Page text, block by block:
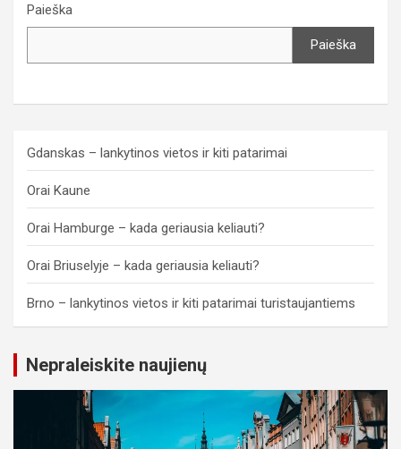
Paieška
Paieška
Gdanskas – lankytinos vietos ir kiti patarimai
Orai Kaune
Orai Hamburge – kada geriausia keliauti?
Orai Briuselyje – kada geriausia keliauti?
Brno – lankytinos vietos ir kiti patarimai turistaujantiems
Nepraleiskite naujienų